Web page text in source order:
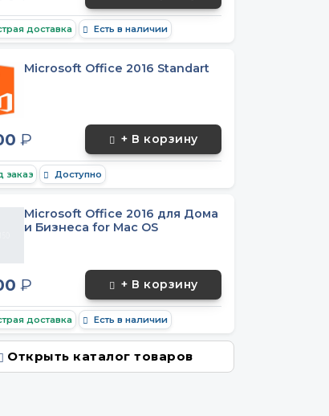
доставка Есть в наличии
Microsoft Office 2016 Standart
₽ + В корзину
заказ Доступно
Microsoft Office 2016 для Дома
и Бизнеса for Mac OS
₽ + В корзину
доставка Есть в наличии
Открыть каталог товаров